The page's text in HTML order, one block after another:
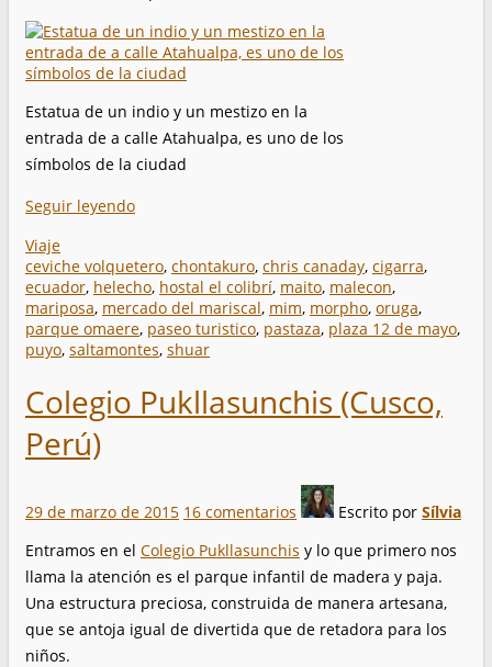
Estatua de un indio y un mestizo en la
entrada de a calle Atahualpa, es uno de los
símbolos de la ciudad
Seguir leyendo
Viaje
ceviche volquetero, chontakuro, chris canaday, cigarra,
ecuador, helecho, hostal el colibrí, maito, malecon,
mariposa, mercado del mariscal, mim, morpho, oruga,
parque omaere, paseo turistico, pastaza, plaza 12 de mayo,
puyo, saltamontes, shuar
Colegio Pukllasunchis (Cusco,
Perú)
29 de marzo de 2015 16 comentarios Escrito por Sílvia
Entramos en el Colegio Pukllasunchis y lo que primero nos
llama la atención es el parque infantil de madera y paja.
Una estructura preciosa, construida de manera artesana,
que se antoja igual de divertida que de retadora para los
niños.